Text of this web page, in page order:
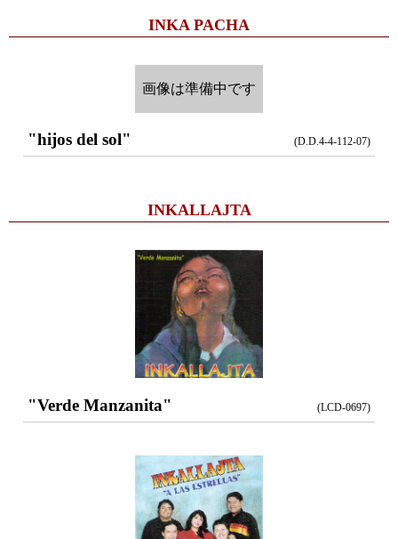
INKA PACHA
画像は準備中です
"hijos del sol" (D.D.4-4-112-07)
INKALLAJTA
"Verde Manzanita" (LCD-0697)